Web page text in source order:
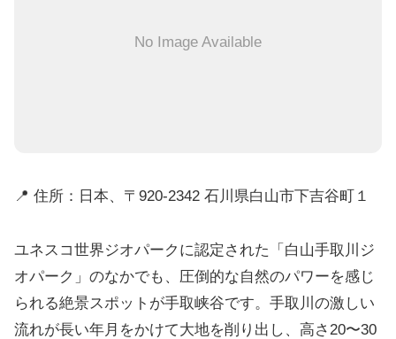
No Image Available
📍 住所：日本、〒920-2342 石川県白山市下吉谷町１
ユネスコ世界ジオパークに認定された「白山手取川ジ
オパーク」のなかでも、圧倒的な自然のパワーを感じ
られる絶景スポットが手取峡谷です。手取川の激しい
流れが長い年月をかけて大地を削り出し、高さ20〜30